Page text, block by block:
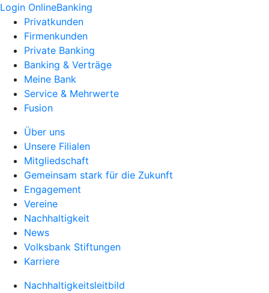
Login OnlineBanking
Privatkunden
Firmenkunden
Private Banking
Banking & Verträge
Meine Bank
Service & Mehrwerte
Fusion
Über uns
Unsere Filialen
Mitgliedschaft
Gemeinsam stark für die Zukunft
Engagement
Vereine
Nachhaltigkeit
News
Volksbank Stiftungen
Karriere
Nachhaltigkeitsleitbild